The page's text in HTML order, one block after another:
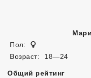
Мари
Пол:
Возраст:
18—24
Общий рейтинг